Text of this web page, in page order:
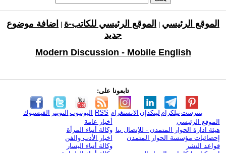
الموقع الرئيسي الموقع الرئيسي للكاتب-ة
اضافة موضوع
جديد
Modern Discussion - Mobile English
تابعونا على:
الفيسبوك التويتر اليوتيوب RSS الانستغرام لينكدإن تيلكرامبنترست
الموقع الرئيسي
هيئة ادارة الحوار المتمدن - للإتصال بنا
إحصائيات مؤسسة الحوار المتمدن
قواعد النشر
أخبار عامة
وكالة أنباء المرأة
اخبار الأدب والفن
وكالة أنباء اليسار